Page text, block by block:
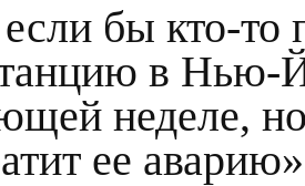
бы кто-
в Нью-
неделе,
ее